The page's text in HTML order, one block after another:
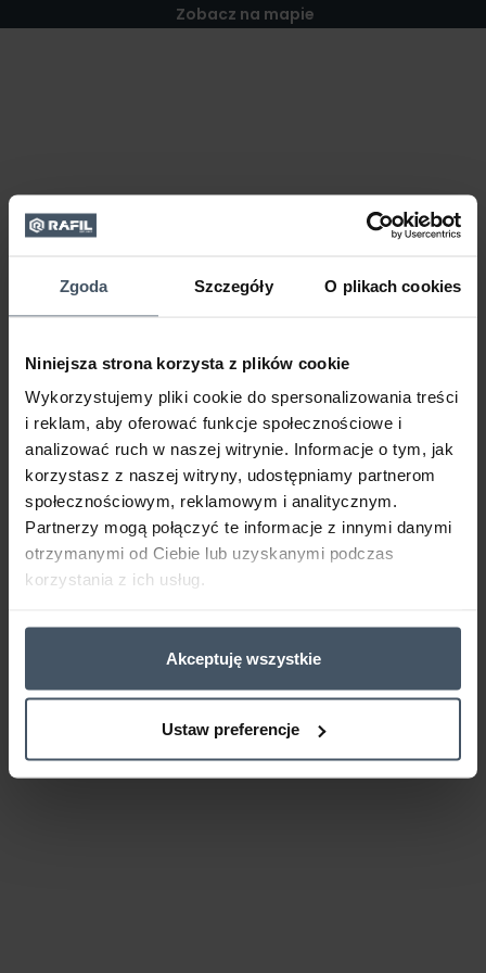
Zgoda Szczegóły O plikach cookies
Niniejsza strona korzysta z plików cookie
Wykorzystujemy pliki cookie do spersonalizowania treści
i reklam, aby oferować funkcje społecznościowe i
analizować ruch w naszej witrynie. Informacje o tym, jak
korzystasz z naszej witryny, udostępniamy partnerom
społecznościowym, reklamowym i analitycznym.
Partnerzy mogą połączyć te informacje z innymi danymi
otrzymanymi od Ciebie lub uzyskanymi podczas
korzystania z ich usług.
Akceptuję wszystkie
Ustaw preferencje
Zobacz na mapie